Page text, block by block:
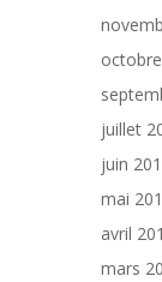
juillet
juin
mai
avril
mars